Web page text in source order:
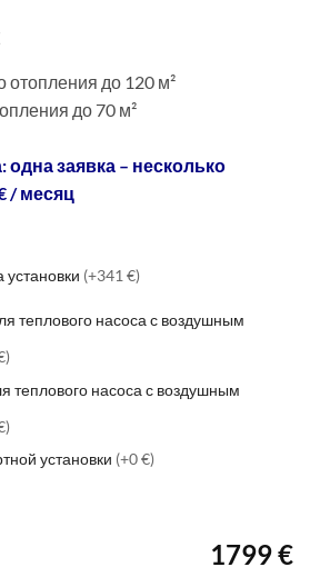
Текущая
1799 €.
отопления до 120 м²
до 70 м²
одна заявка – несколько
/ месяц
(+341 €)
теплового насоса с воздушным
теплового насоса с воздушным
установки (+0 €)
1799 €